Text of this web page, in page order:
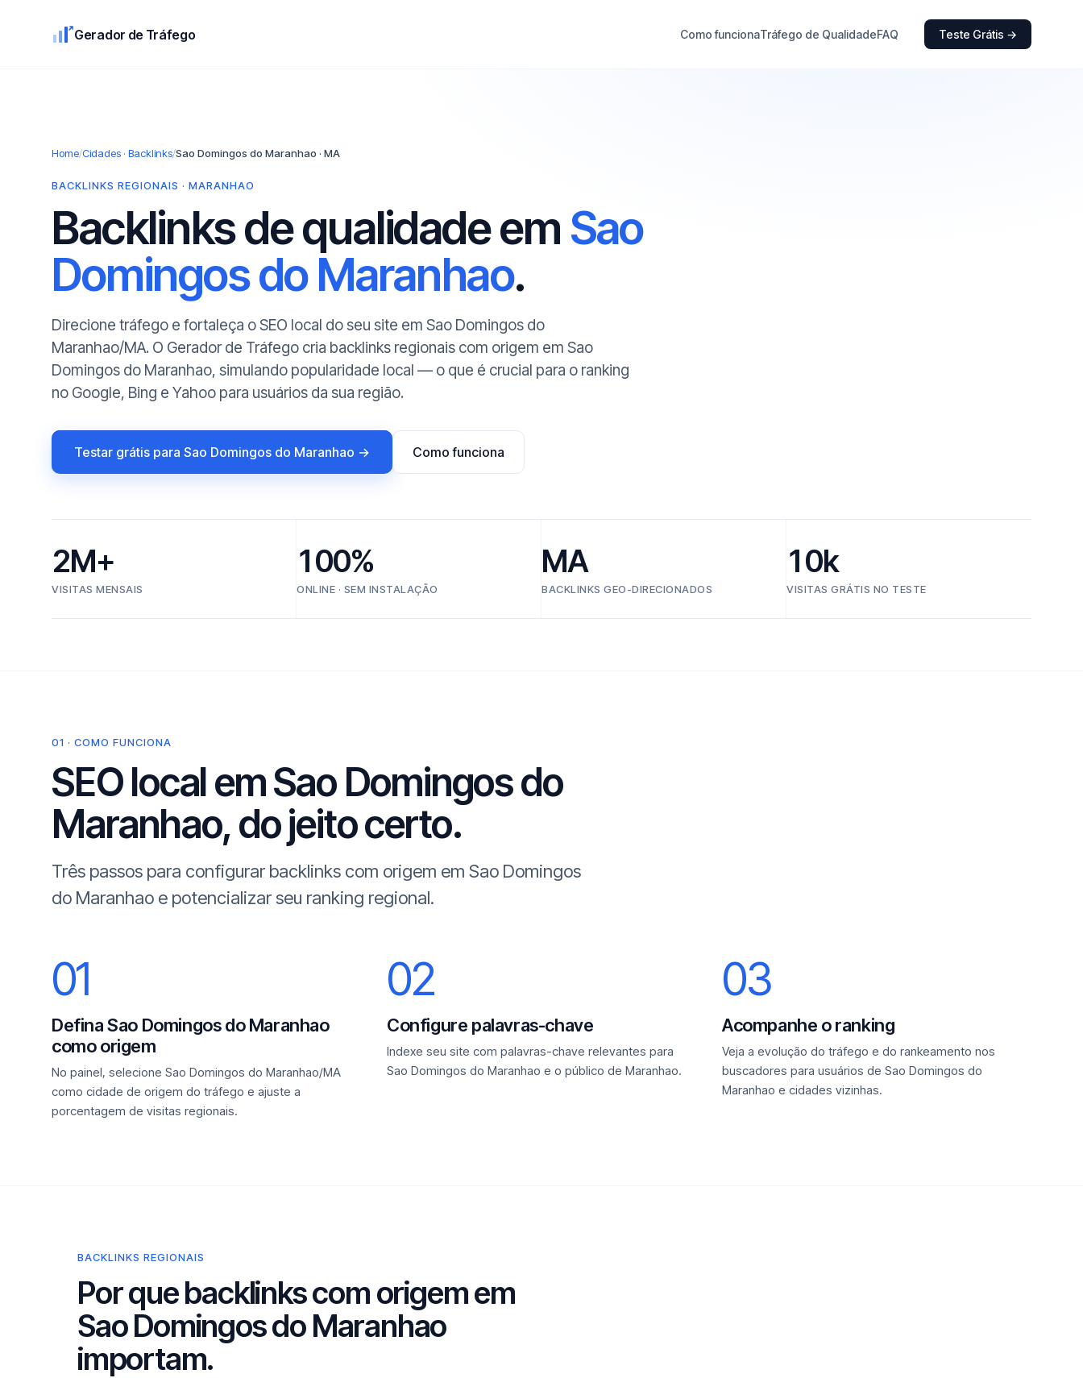
Gerador de Tráfego Como funcionaTráfego de QualidadeFAQ Teste Grátis →
Home/Cidades · Backlinks/Sao Domingos do Maranhao · MA
BACKLINKS REGIONAIS · MARANHAO
Backlinks de qualidade em Sao
Domingos do Maranhao.
Direcione tráfego e fortaleça o SEO local do seu site em Sao Domingos do
Maranhao/MA. O Gerador de Tráfego cria backlinks regionais com origem em Sao
Domingos do Maranhao, simulando popularidade local — o que é crucial para o ranking
no Google, Bing e Yahoo para usuários da sua região.
Testar grátis para Sao Domingos do Maranhao → Como funciona
2M+
VISITAS MENSAIS
100%
ONLINE · SEM INSTALAÇÃO
MA
BACKLINKS GEO-DIRECIONADOS
10k
VISITAS GRÁTIS NO TESTE
01 · COMO FUNCIONA
SEO local em Sao Domingos do
Maranhao, do jeito certo.
Três passos para configurar backlinks com origem em Sao Domingos
do Maranhao e potencializar seu ranking regional.
01
Defina Sao Domingos do Maranhao
como origem
No painel, selecione Sao Domingos do Maranhao/MA
como cidade de origem do tráfego e ajuste a
porcentagem de visitas regionais.
02
Configure palavras-chave
Indexe seu site com palavras-chave relevantes para
Sao Domingos do Maranhao e o público de Maranhao.
03
Acompanhe o ranking
Veja a evolução do tráfego e do rankeamento nos
buscadores para usuários de Sao Domingos do
Maranhao e cidades vizinhas.
BACKLINKS REGIONAIS
Por que backlinks com origem em
Sao Domingos do Maranhao
importam.